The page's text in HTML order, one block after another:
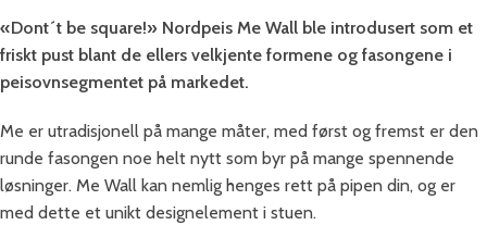
«Dont´t be square!» Nordpeis Me Wall ble introdusert som et
friskt pust blant de ellers velkjente formene og fasongene i
peisovnsegmentet på markedet.
Me er utradisjonell på mange måter, med først og fremst er den
runde fasongen noe helt nytt som byr på mange spennende
løsninger. Me Wall kan nemlig henges rett på pipen din, og er
med dette et unikt designelement i stuen.